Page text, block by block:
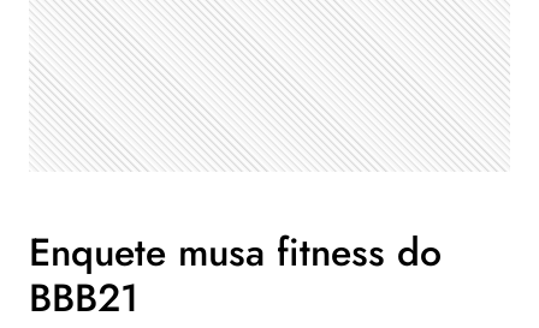
Enquete musa fitness do
BBB21